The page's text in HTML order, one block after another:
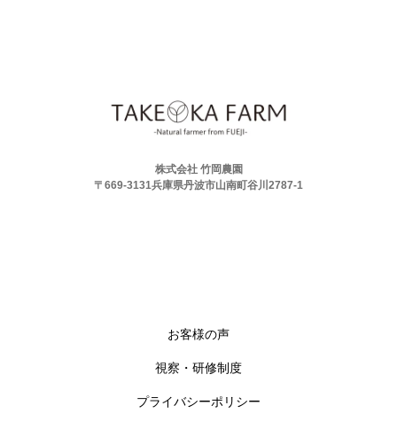
株式会社 竹岡農園
〒669-3131兵庫県丹波市山南町谷川2787-1
お客様の声
視察・研修制度
プライバシーポリシー